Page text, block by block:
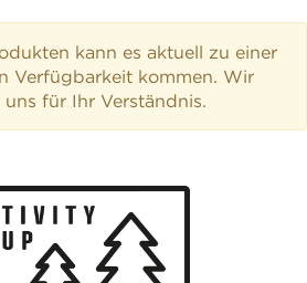
kann es aktuell zu einer
Verfügbarkeit kommen. Wir
uns für Ihr Verständnis.